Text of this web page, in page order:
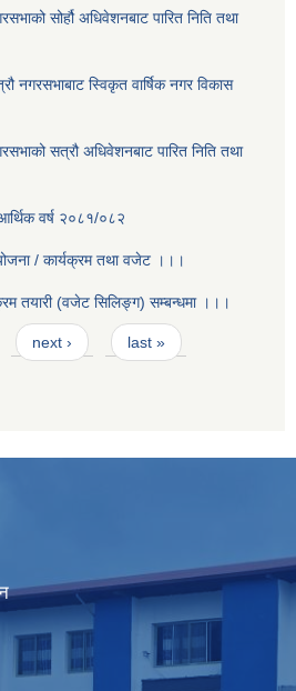
सोर्हौ अधिवेशनबाट पारित निति तथा
नगरसभाबाट स्विकृत वार्षिक नगर विकास
सत्रौ अधिवेशनबाट पारित निति तथा
वर्ष २०८१/०८२
/ कार्यक्रम तथा वजेट ।।।
तयारी (वजेट सिलिङ्ग) सम्बन्धमा ।।।
next › last »